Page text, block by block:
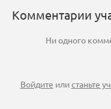
Комментарии
Ни одного
Войдите илистаньте